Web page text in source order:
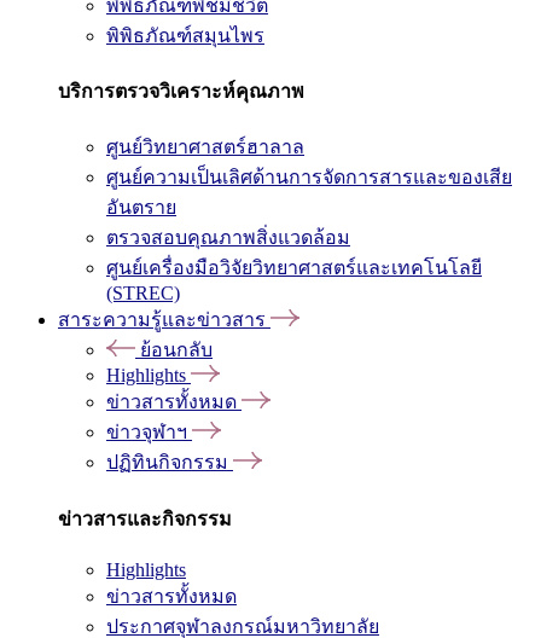
พิพิธภัณฑ์พืชมีชีวิต
พิพิธภัณฑ์สมุนไพร
บริการตรวจวิเคราะห์คุณภาพ
ศูนย์วิทยาศาสตร์ฮาลาล
ศูนย์ความเป็นเลิศด้านการจัดการสารและของเสีย
อันตราย
ตรวจสอบคุณภาพสิ่งแวดล้อม
ศูนย์เครื่องมือวิจัยวิทยาศาสตร์และเทคโนโลยี
(STREC)
สาระความรู้และข่าวสาร
ย้อนกลับ
Highlights
ข่าวสารทั้งหมด
ข่าวจุฬาฯ
ปฏิทินกิจกรรม
ข่าวสารและกิจกรรม
Highlights
ข่าวสารทั้งหมด
ประกาศจุฬาลงกรณ์มหาวิทยาลัย